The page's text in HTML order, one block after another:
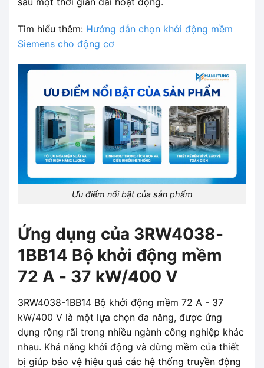
Tìm hiểu thêm: Hướng dẫn chọn khởi động mềm
Siemens cho động cơ
Ưu điểm nổi bật của sản phẩm
Ứng dụng của 3RW4038-
1BB14 Bộ khởi động mềm
72 A - 37 kW/400 V
3RW4038-1BB14 Bộ khởi động mềm 72 A - 37
kW/400 V là một lựa chọn đa năng, được ứng
dụng rộng rãi trong nhiều ngành công nghiệp khác
nhau. Khả năng khởi động và dừng mềm của thiết
bị giúp bảo vệ hiệu quả các hệ thống truyền động